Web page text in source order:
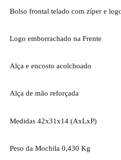
Bolso frontal telado com zíper e
Logo emborrachado na Frente
Alça e encosto acolchoado
Alça de mão reforçada
Medidas 42x31x14 (AxLxP)
Peso da Mochila 0,430 Kg